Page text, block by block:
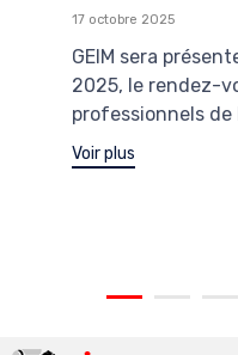
17 octobre 2025
GEIM sera
2025, le rendez-
professionnels de
Voir plus